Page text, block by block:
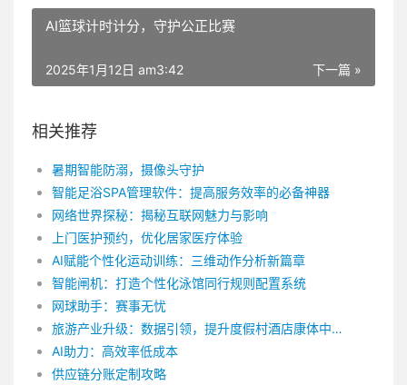
AI篮球计时计分，守护公正比赛
下一篇 »
2025年1月12日 am3:42
相关推荐
暑期智能防溺，摄像头守护
智能足浴SPA管理软件：提高服务效率的必备神器
网络世界探秘：揭秘互联网魅力与影响
上门医护预约，优化居家医疗体验
AI赋能个性化运动训练：三维动作分析新篇章
智能闸机：打造个性化泳馆同行规则配置系统
网球助手：赛事无忧
旅游产业升级：数据引领，提升度假村酒店康体中心会员价值
AI助力：高效率低成本
供应链分账定制攻略